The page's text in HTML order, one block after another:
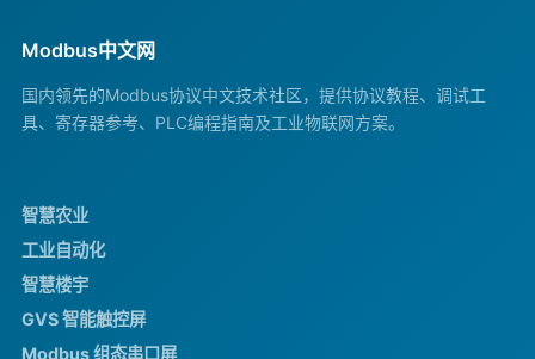
Modbus中文网
国内领先的Modbus协议中文技术社区，提供协议教程、调试工
具、寄存器参考、PLC编程指南及工业物联网方案。
智慧农业
工业自动化
智慧楼宇
GVS 智能触控屏
Modbus 组态串口屏